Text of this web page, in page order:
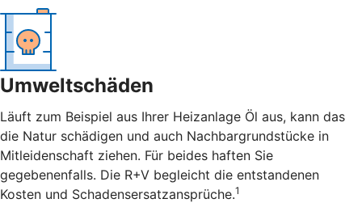
Umweltschäden
Läuft zum Beispiel aus Ihrer Heizanlage Öl aus, kann das
die Natur schädigen und auch Nachbargrundstücke in
Mitleidenschaft ziehen. Für beides haften Sie
gegebenenfalls. Die R+V begleicht die entstandenen
Kosten und Schadensersatzansprüche.1